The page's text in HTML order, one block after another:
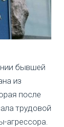
бывшей
из
после
трудовой
агрессора.